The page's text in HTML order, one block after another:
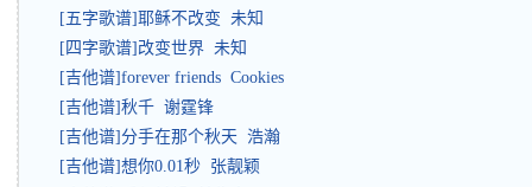
[五字歌谱]耶稣不改变 未知
[四字歌谱]改变世界 未知
[吉他谱]forever friends Cookies
[吉他谱]秋千 谢霆锋
[吉他谱]分手在那个秋天 浩瀚
[吉他谱]想你0.01秒 张靓颖